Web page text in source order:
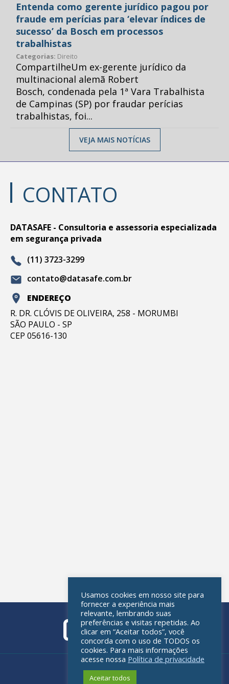
Entenda como gerente jurídico pagou por
fraude em perícias para ‘elevar índices de
sucesso’ da Bosch em processos
trabalhistas
Categorias: Direito
CompartilheUm ex-gerente jurídico da
multinacional alemã Robert
Bosch, condenada pela 1ª Vara Trabalhista
de Campinas (SP) por fraudar perícias
trabalhistas, foi...
VEJA MAIS NOTÍCIAS
CONTATO
DATASAFE - Consultoria e assessoria especializada
em segurança privada
(11) 3723-3299
contato@datasafe.com.br
ENDEREÇO
R. DR. CLÓVIS DE OLIVEIRA, 258 - MORUMBI
SÃO PAULO - SP
CEP 05616-130
Política de privacidade
Usamos cookies em nosso site para
fornecer a experiência mais
relevante, lembrando suas
preferências e visitas repetidas. Ao
clicar em “Aceitar todos”, você
concorda com o uso de TODOS os
cookies. Para mais informações
acesse nossa Política de privacidade
Aceitar todos